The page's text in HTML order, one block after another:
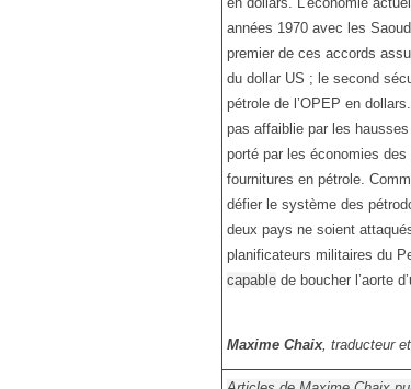
années 1970 avec les
premier de ces accords
du dollar US ; le second
pétrole de l’OPEP en
pas affaiblie par les
porté par les économies
fournitures en pétrole.
défier le système des
deux pays ne soient
planificateurs militaires du
capable de boucher l’aorte
Maxime Chaix, traducteur